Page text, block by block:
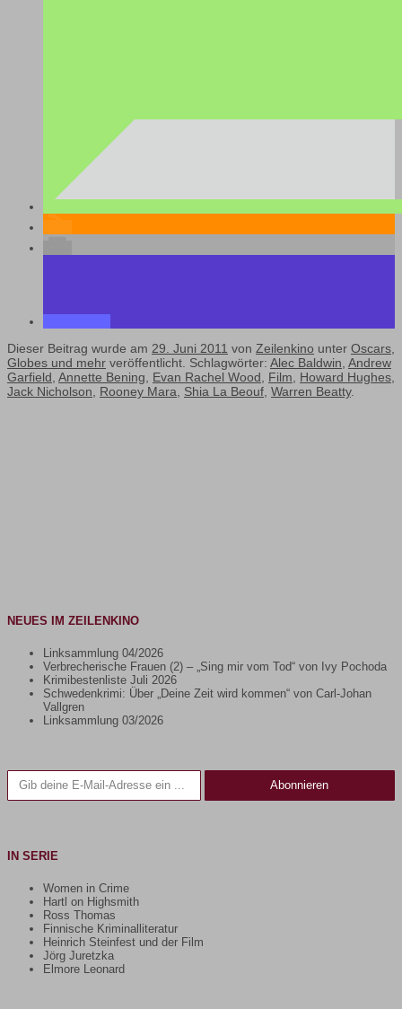
Dieser Beitrag wurde am 29. Juni 2011 von Zeilenkino unter Oscars,
Globes und mehr veröffentlicht. Schlagwörter: Alec Baldwin, Andrew
Garfield, Annette Bening, Evan Rachel Wood, Film, Howard Hughes,
Jack Nicholson, Rooney Mara, Shia La Beouf, Warren Beatty.
NEUES IM ZEILENKINO
Linksammlung 04/2026
Verbrecherische Frauen (2) – „Sing mir vom Tod“ von Ivy Pochoda
Krimibestenliste Juli 2026
Schwedenkrimi: Über „Deine Zeit wird kommen“ von Carl-Johan
Vallgren
Linksammlung 03/2026
Gib deine E-Mail-Adresse ein ...
Abonnieren
IN SERIE
Women in Crime
Hartl on Highsmith
Ross Thomas
Finnische Kriminalliteratur
Heinrich Steinfest und der Film
Jörg Juretzka
Elmore Leonard